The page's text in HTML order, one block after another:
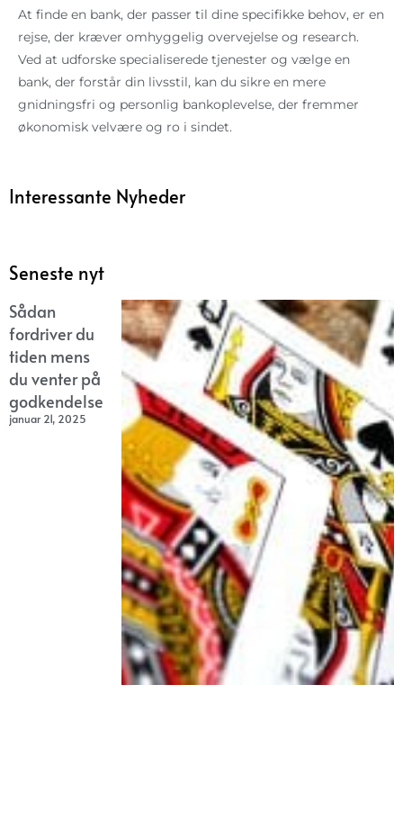
At finde en bank, der passer til dine specifikke behov, er en
rejse, der kræver omhyggelig overvejelse og research.
Ved at udforske specialiserede tjenester og vælge en
bank, der forstår din livsstil, kan du sikre en mere
gnidningsfri og personlig bankoplevelse, der fremmer
økonomisk velvære og ro i sindet.
Interessante Nyheder
Seneste nyt
Sådan
fordriver du
tiden mens
du venter på
godkendelse
januar 21, 2025